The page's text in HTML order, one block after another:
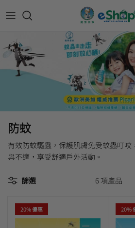
所有產品
面部護理
眼睛護理
頭髮護理
所有產品
護膚用品
個人護理用品
護眼產品
保健產品
曼秀雷敦
樂敦 Rohto
品牌歷史及企業
為消費者提供潤唇膏、男士護膚、
防曬、抗痘等護膚品、50惠養髮
藥品等產品，以滿足香港不同消
按此細看品牌故事。
Acnes 優惠券
Oxy 優惠券
肌研極潤保濕冰感霜優惠券
肌研極潤保濕化妝水現金券
會員獎賞計劃
積分兌換獎賞教學
最新限定🔥
50惠 優惠
肌研 Hada Labo 優惠
網店獨家套裝🌟
短期貨特價區
防蚊
有效防蚊驅蟲，保護肌膚免受蚊蟲叮咬
與不適，享受舒適戶外活動。
篩選 6 項產品
20% 優惠 20%